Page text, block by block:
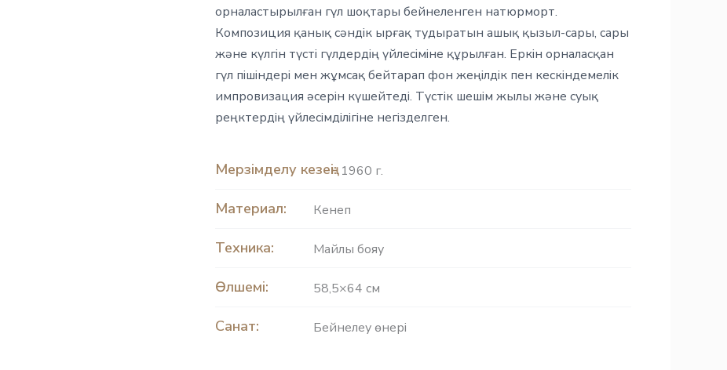
орналастырылған гүл шоқтары бейнеленген натюрморт.
Композиция қанық сәндік ырғақ тудыратын ашық қызыл-сары, сары
және күлгін түсті гүлдердің үйлесіміне құрылған. Еркін орналасқан
гүл пішіндері мен жұмсақ бейтарап фон жеңілдік пен кескіндемелік
импровизация әсерін күшейтеді. Түстік шешім жылы және суық
реңктердің үйлесімділігіне негізделген.
Мерзімделу кезеңі: 1960 г.
Материал: Кенеп
Техника: Майлы бояу
Өлшемі: 58,5×64 см
Санат: Бейнелеу өнері